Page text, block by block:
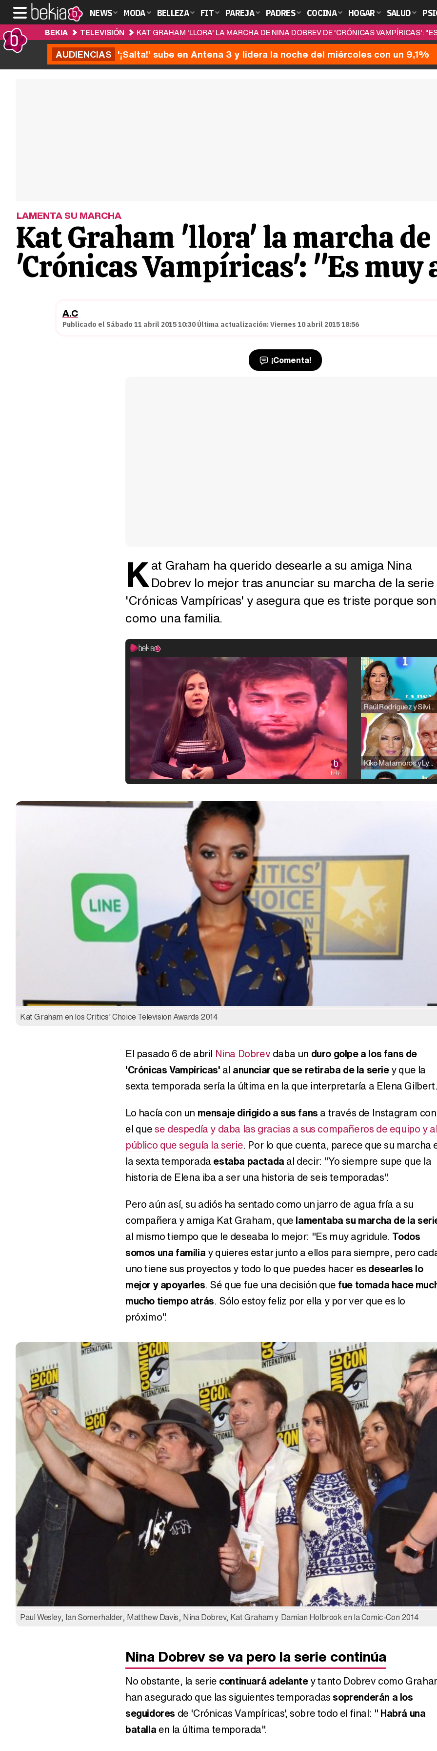
NEWS MODA BELLEZA FIT PAREJA PADRES COCINA HOGAR SALUD
BEKIA TELEVISIÓN KAT GRAHAM 'LLORA' LA MARCHA DE NINA DOBREV DE 'CRÓNICAS VAMPÍRICAS':
AUDIENCIAS '¡Salta!' sube en Antena 3 y lidera la noche del miércoles con un 9,1%
LAMENTA SU MARCHA
Kat Graham 'llora' la marcha
'Crónicas Vampíricas': "Es
A.C
Publicado el Sábado 11 abril 2015 10:30 Última actualización: Viernes 10 abril 2015 18:56
¡Comenta!
Kat Graham ha querido desearle a su amiga Nina
Dobrev lo mejor tras anunciar su marcha de la serie
'Crónicas Vampíricas' y asegura que es triste porque son
como una familia.
Raúl Rodríguez y Silvia Taulés nos cuentan su papel en 'La familia de la tele'
Kiko Matamoros y Lydia Lozano: "Nuestro público es de todas las edades y RTVE tiene un público muy pegado a las novelas, al que tenemos que captar"
Kat Graham en los Critics' Choice Television Awards 2014
El pasado 6 de abril Nina Dobrev daba un duro golpe a los fans de
'Crónicas Vampíricas' al anunciar que se retiraba de la seriey que la
sexta temporada sería la última en la que interpretaría a Elena
Lo hacía con un mensaje dirigido a sus fans a través de Instagram con
el quese despedía y daba las gracias a sus compañeros de equipo y
público que seguía la serie. Por lo que cuenta, parece que su marcha
la sexta temporada estaba pactada al decir: "Yo siempre supe que la
historia de Elena iba a ser una historia de seis temporadas".
Pero aún así, su adiós ha sentado como un jarro de agua fría a su
compañera y amiga Kat Graham, que lamentaba su marcha de la
al mismo tiempo que le deseaba lo mejor: "Es muy agridule. Todos
somos una familia y quieres estar junto a ellos para siempre, pero
uno tiene sus proyectos y todo lo que puedes hacer es desearles lo
mejor y apoyarles. Sé que fue una decisión que fue tomada hace
mucho tiempo atrás. Sólo estoy feliz por ella y por ver que es lo
próximo".
Paul Wesley, Ian Somerhalder, Matthew Davis, Nina Dobrev, Kat Graham y Damian Holbrook en la Comic-Con 2014
Nina Dobrev se va pero la serie continúa
No obstante, la serie continuará adelantey tanto Dobrev como
han asegurado que las siguientes temporadassoprenderán a los
seguidores de 'Crónicas Vampíricas', sobre todo el final: " Habrá una
batalla en la última temporada".
tras el compromiso de Iam
Somerhalder y Nikki Reed
'Crónicas